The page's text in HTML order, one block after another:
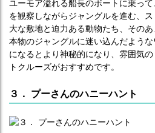
ユーモア溢れる船長のボートに乗っ
を観察しながらジャングルを進む、
大な敷地と迫力ある動物たち、そのあ
本物のジャングルに迷い込んだよう
になるとより神秘的になり、雰囲気
トクルーズがおすすめです。
３． プーさんのハニーハント